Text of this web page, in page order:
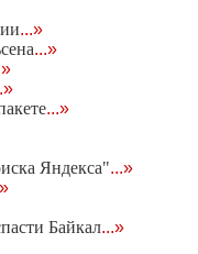
...»
...»
...»
Яндекса"...»
Байкал...»